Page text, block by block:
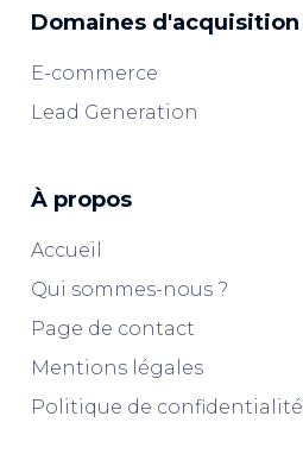
Domaines d'acquisition
E-commerce
Lead Generation
À propos
Accueil
Qui sommes-nous ?
Page de contact
Mentions légales
Politique de confidentialité